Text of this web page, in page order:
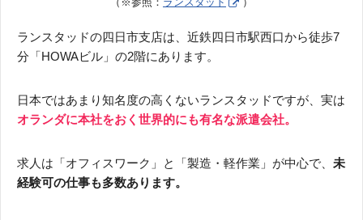
ランスタッドの四日市支店は、近鉄四日市駅西口から徒歩7
分「HOWAビル」の2階にあります。
日本ではあまり知名度の高くないランスタッドですが、実は
オランダに本社をおく世界的にも有名な派遣会社。
求人は「オフィスワーク」と「製造・軽作業」が中心で、 未
経験可の仕事も多数あります。